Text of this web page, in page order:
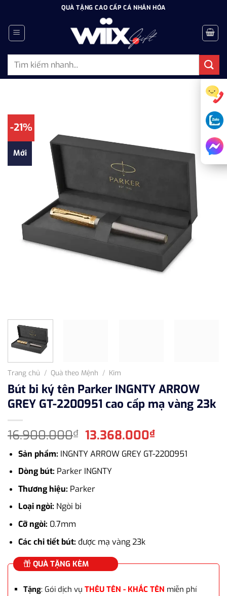
dung
QUÀ TẶNG CAO CẤP CÁ NHÂN HÓA
Tìm
-21%
Mới
Trang chủ / Quà theo Mệnh / Kim
Bút bi ký tên Parker INGNTY ARROW
GREY GT-2200951 cao cấp mạ vàng 23k
16.900.000₫ Giá
gốc
là:
16.900.000₫.
13.368.000₫Giá
hiện
tại
Sản phẩm: INGNTY ARROW GREY GT-2200951
Dòng bút: Parker INGNTY
Thương hiệu: Parker
Loại ngòi: Ngòi bi
Cỡ ngòi: 0.7mm
Các chi tiết bút: được mạ vàng 23k
QUÀ TẶNG KÈM
Tặng: Gói dịch vụ THÊU TÊN - KHẮC TÊN miễn phí